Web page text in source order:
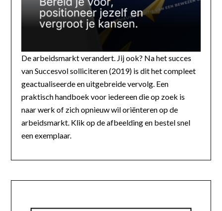
De arbeidsmarkt verandert. Jij ook? Na het succes
van Succesvol solliciteren (2019) is dit het compleet
geactualiseerde en uitgebreide vervolg. Een
praktisch handboek voor iedereen die op zoek is
naar werk of zich opnieuw wil oriënteren op de
arbeidsmarkt. Klik op de afbeelding en bestel snel
een exemplaar.